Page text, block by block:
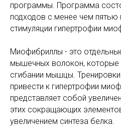
программы. Программа
подходов с менее чем пятью
стимуляции гипертрофии
Миофибриллы - это
мышечных волокон, которые
сгибании мышцы.
привести к гипертрофии
представляет собой
этих сокращающих
увеличением синтеза белка.